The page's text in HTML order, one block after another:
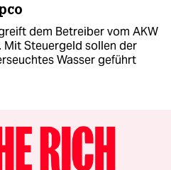
dem Betreiber vom AKW
Mit Steuergeld sollen der
Wasser geführt